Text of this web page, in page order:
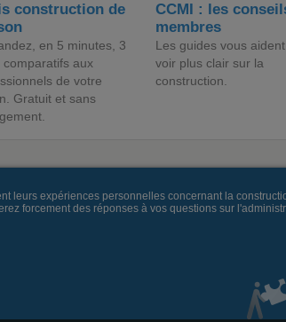
construction de
en 5 minutes, 3
comparatifs aux
de votre
Gratuit et sans
CCMI : les
membres
Les guides vous
voir plus clair sur la
construction.
leurs expériences personnelles concernant la
forcement des réponses à vos questions sur